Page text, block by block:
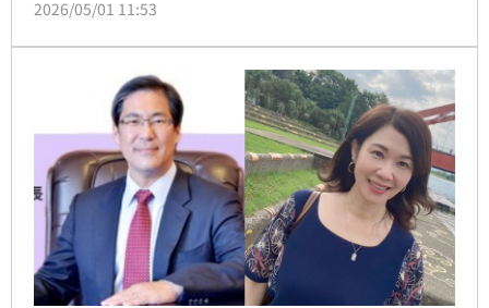
並公開當天告別式現場畫面。
2026/05/01 11:53